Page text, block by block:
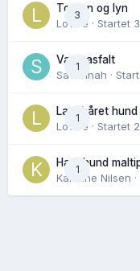
3
Torden og lyn
Lovise · Startet
1
Varm asfalt
Savannah ·
1
Langhåret hund
Lovise · Startet
1
Hannhund
Karoline Nilsen